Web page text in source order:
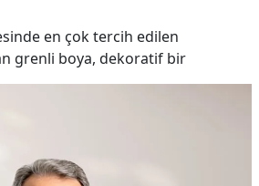
en çok tercih edilen
grenli boya, dekoratif bir